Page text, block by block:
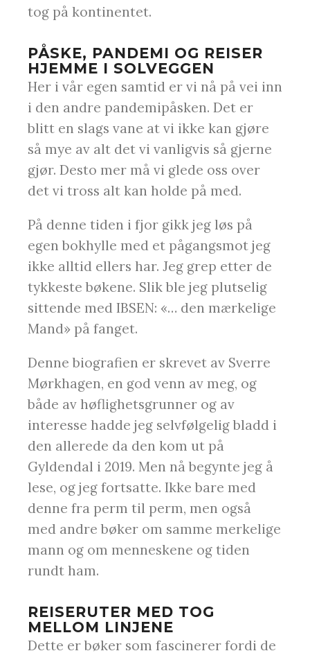
tog på kontinentet.
PÅSKE, PANDEMI OG REISER
HJEMME I SOLVEGGEN
Her i vår egen samtid er vi nå på vei inn
i den andre pandemipåsken. Det er
blitt en slags vane at vi ikke kan gjøre
så mye av alt det vi vanligvis så gjerne
gjør. Desto mer må vi glede oss over
det vi tross alt kan holde på med.
På denne tiden i fjor gikk jeg løs på
egen bokhylle med et pågangsmot jeg
ikke alltid ellers har. Jeg grep etter de
tykkeste bøkene. Slik ble jeg plutselig
sittende med IBSEN: «… den mærkelige
Mand» på fanget.
Denne biografien er skrevet av Sverre
Mørkhagen, en god venn av meg, og
både av høflighetsgrunner og av
interesse hadde jeg selvfølgelig bladd i
den allerede da den kom ut på
Gyldendal i 2019. Men nå begynte jeg å
lese, og jeg fortsatte. Ikke bare med
denne fra perm til perm, men også
med andre bøker om samme merkelige
mann og om menneskene og tiden
rundt ham.
REISERUTER MED TOG
MELLOM LINJENE
Dette er bøker som fascinerer fordi de